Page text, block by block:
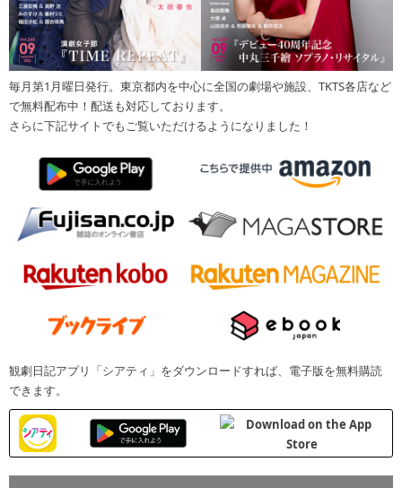
毎月第1月曜日発行。東京都内を中心に全国の劇場や施設、TKTS各店など
で無料配布中！配送も対応しております。
さらに下記サイトでもご覧いただけるようになりました！
観劇日記アプリ「シアティ」をダウンロードすれば、電子版を無料購読
できます。